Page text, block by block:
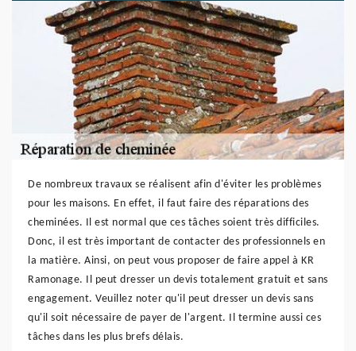
De nombreux travaux se réalisent afin d'éviter les problèmes
pour les maisons. En effet, il faut faire des réparations des
cheminées. Il est normal que ces tâches soient très difficiles.
Donc, il est très important de contacter des professionnels en
la matière. Ainsi, on peut vous proposer de faire appel à KR
Ramonage. Il peut dresser un devis totalement gratuit et sans
engagement. Veuillez noter qu'il peut dresser un devis sans
qu'il soit nécessaire de payer de l'argent. Il termine aussi ces
tâches dans les plus brefs délais.